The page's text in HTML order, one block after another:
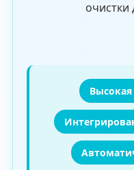
очистки